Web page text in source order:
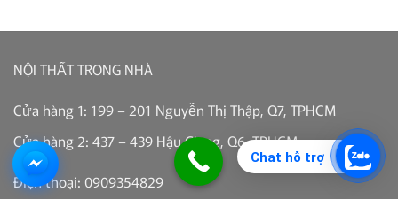
Chat hỗ trợ
NỘI THẤT TRONG NHÀ
Cửa hàng 1: 199 – 201 Nguyễn Thị Thập, Q7, TPHCM
Cửa hàng 2: 437 – 439 Hậu Giang, Q6, TPHCM
Điện thoại: 0909354829